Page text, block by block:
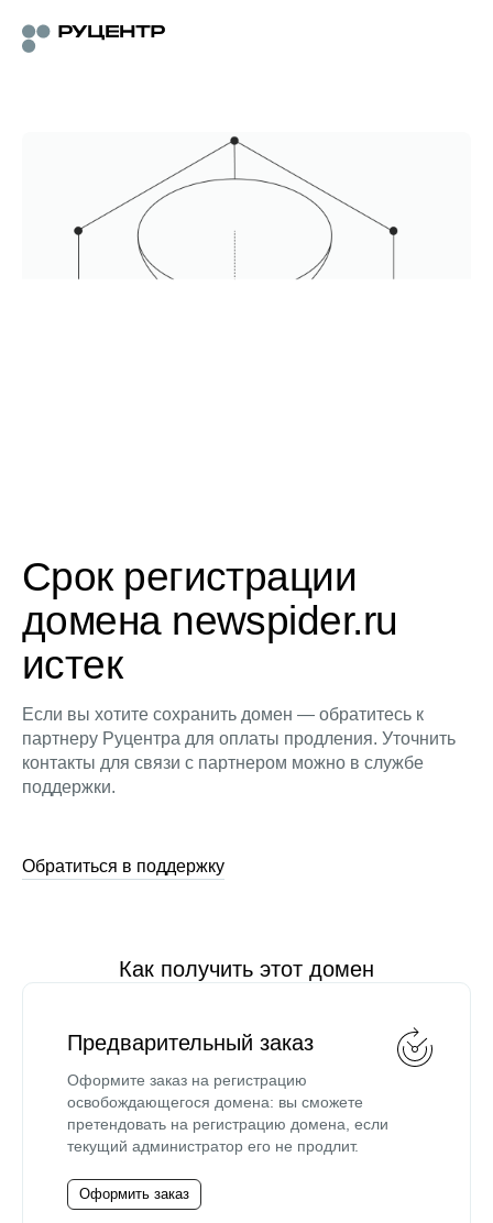
Срок регистрации
домена newspider.ru
истек
Если вы хотите сохранить домен — обратитесь к
партнеру Руцентра для оплаты продления. Уточнить
контакты для связи с партнером можно в службе
поддержки.
Обратиться в поддержку
Как получить этот домен
Предварительный заказ
Оформите заказ на регистрацию
освобождающегося домена: вы сможете
претендовать на регистрацию домена, если
текущий администратор его не продлит.
Оформить заказ